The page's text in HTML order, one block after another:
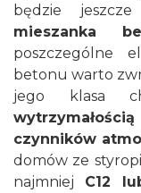
będzie
mieszanka
poszczególne
betonu warto
jego klasa
wytrzymałością
czynników
domów ze
najmniej C12